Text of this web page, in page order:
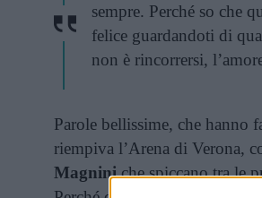
sempre. Perché so che
felice guardandoti di
non è rincorrersi,
Parole bellissime, che hanno
riempiva l’Arena di Verona,
Magniniche spiccano tra le